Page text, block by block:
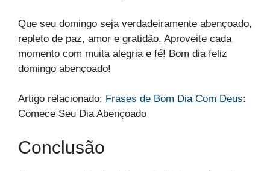
Que seu domingo seja verdadeiramente abençoado,
repleto de paz, amor e gratidão. Aproveite cada
momento com muita alegria e fé! Bom dia feliz
domingo abençoado!
Artigo relacionado: Frases de Bom Dia Com Deus:
Comece Seu Dia Abençoado
Conclusão